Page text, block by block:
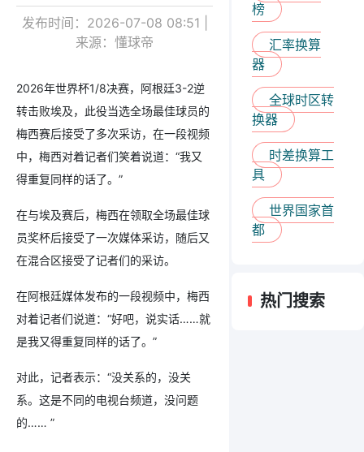
发布时间：2026-07-08 08:51 |
来源：懂球帝
2026年世界杯1/8决赛，阿根廷3-2逆
转击败埃及，此役当选全场最佳球员的
梅西赛后接受了多次采访，在一段视频
中，梅西对着记者们笑着说道：“我又
得重复同样的话了。”
在与埃及赛后，梅西在领取全场最佳球
员奖杯后接受了一次媒体采访，随后又
在混合区接受了记者们的采访。
在阿根廷媒体发布的一段视频中，梅西
对着记者们说道：“好吧，说实话……就
是我又得重复同样的话了。”
对此，记者表示：“没关系的，没关
系。这是不同的电视台频道，没问题
的…… ”
榜
汇率换算
器
全球时区转
换器
时差换算工
具
世界国家首
都
热门搜索